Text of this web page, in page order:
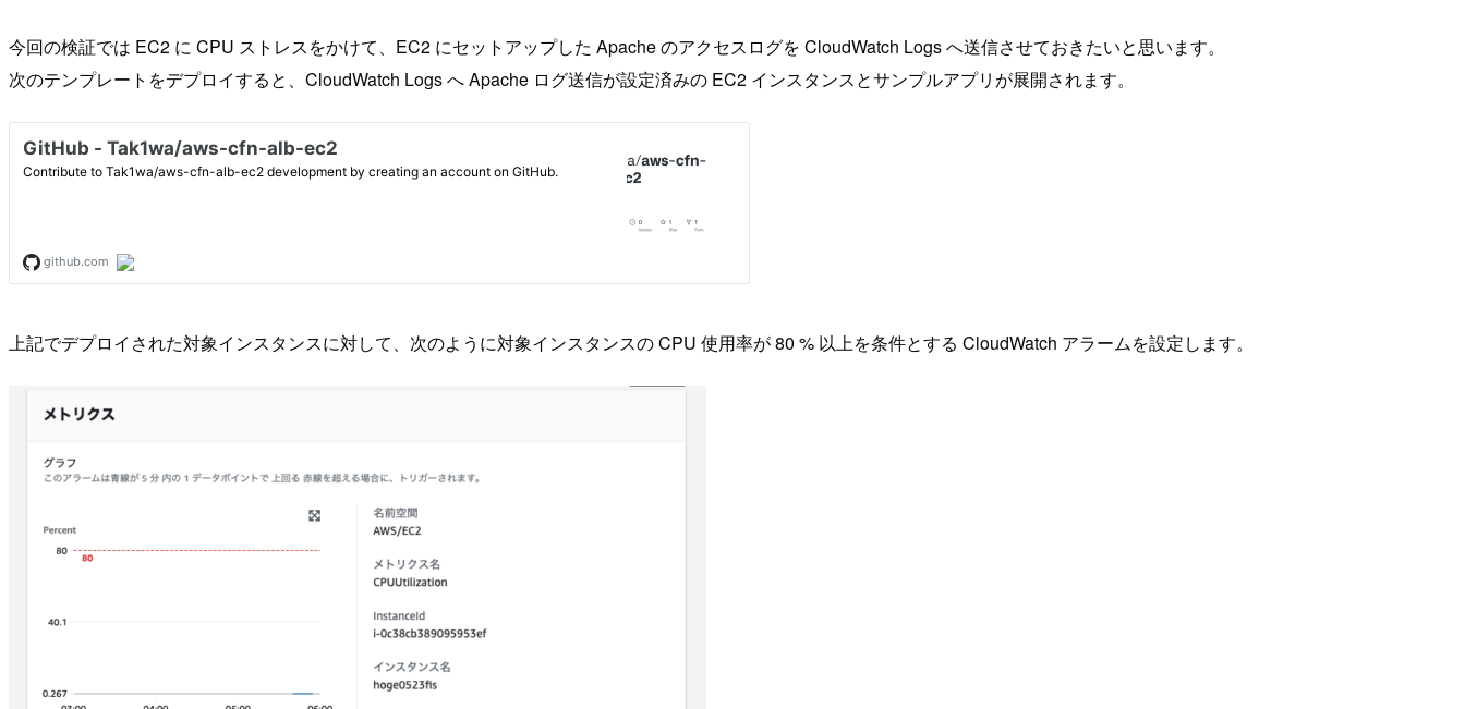
今回の検証では EC2 に CPU ストレスをかけて、EC2 にセットアップした Apache のアクセスログを CloudWatch Logs へ送信させておきたいと思います。
次のテンプレートをデプロイすると、CloudWatch Logs へ Apache ログ送信が設定済みの EC2 インスタンスとサンプルアプリが展開されます。
上記でデプロイされた対象インスタンスに対して、次のように対象インスタンスの CPU 使用率が 80 % 以上を条件とする CloudWatch アラームを設定します。